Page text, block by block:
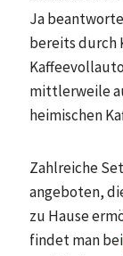
Ja
bereits durch
mittlerweile
heimischen
Zahlreiche
angeboten,
zu Hause
findet man bei